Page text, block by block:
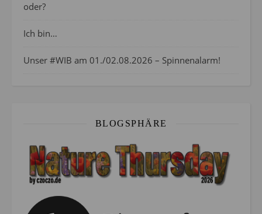
oder?
Ich bin…
Unser #WIB am 01./02.08.2026 – Spinnenalarm!
BLOGSPHÄRE